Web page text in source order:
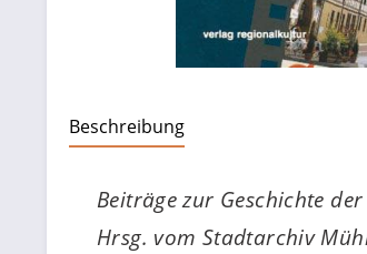
Beschreibung
Beiträge zur Geschichte
Hrsg. vom Stadtarchiv